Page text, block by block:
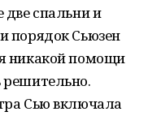
спальни и
порядок Сьюзен
никакой помощи
Сью включала